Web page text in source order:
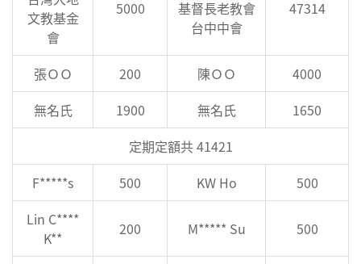
文教基金
會
5000
基督長老教會
台中中會
47314
張ＯＯ 200 陳ＯＯ
4000
無名氏
1900 無名氏
1650
定期定額共 41421
F*****s
500 KW Ho
500
Lin C****
K**
200 M***** Su 500